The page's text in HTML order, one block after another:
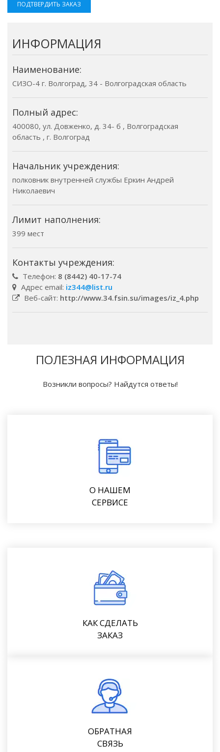
ПОДТВЕРДИТЬ ЗАКАЗ
ИНФОРМАЦИЯ
Наименование:
СИЗО-4 г. Волгоград, 34 - Волгоградская область
Полный адрес:
400080, ул. Довженко, д. 34- б , Волгоградская
область , г. Волгоград
Начальник учреждения:
полковник внутренней службы Еркин Андрей
Николаевич
Лимит наполнения:
399 мест
Контакты учреждения:
Телефон: 8 (8442) 40-17-74
Адрес email: iz344@list.ru
Веб-сайт: http://www.34.fsin.su/images/iz_4.php
ПОЛЕЗНАЯ ИНФОРМАЦИЯ
Возникли вопросы? Найдутся ответы!
О НАШЕМ
СЕРВИСЕ
КАК СДЕЛАТЬ
ЗАКАЗ
ОБРАТНАЯ
СВЯЗЬ